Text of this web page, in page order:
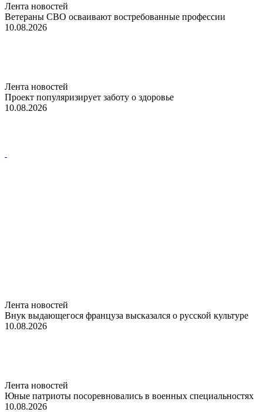
Лента новостей
Ветераны СВО осваивают востребованные профессии
10.08.2026
Лента новостей
Проект популяризирует заботу о здоровье
10.08.2026
Лента новостей
Внук выдающегося француза высказался о русской культуре
10.08.2026
Лента новостей
Юные патриоты посоревновались в военных специальностях
10.08.2026